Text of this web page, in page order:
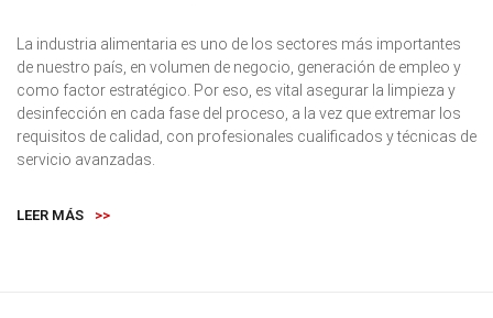
La industria alimentaria es uno de los sectores más importantes
de nuestro país, en volumen de negocio, generación de empleo y
como factor estratégico. Por eso, es vital asegurar la limpieza y
desinfección en cada fase del proceso, a la vez que extremar los
requisitos de calidad, con profesionales cualificados y técnicas de
servicio avanzadas.
LEER MÁS >>